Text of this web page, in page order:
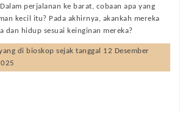
perjalanan ke barat, cobaan apa yang
kecil itu? Pada akhirnya, akankah mereka
dan hidup sesuai keinginan mereka?
di bioskop sejak tanggal 12 Desember